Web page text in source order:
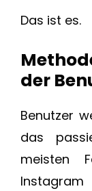
Das ist es.
der
Benutzer
das
meisten
Instagram